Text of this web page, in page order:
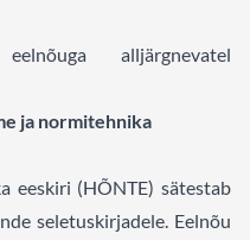
alljärgnevatel
ja normitehnika
eeskiri (HÕNTE) sätestab
seletuskirjadele. Eelnõu